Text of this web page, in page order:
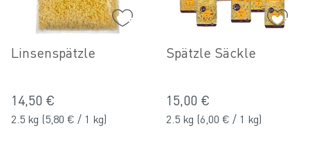
Linsenspätzle
14,50 €
2.5 kg (5,80 € / 1 kg)
Spätzle Säckle
15,00 €
2.5 kg (6,00 € / 1 kg)